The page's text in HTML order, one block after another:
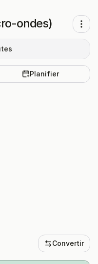
ondes)
Planifier
Convertir